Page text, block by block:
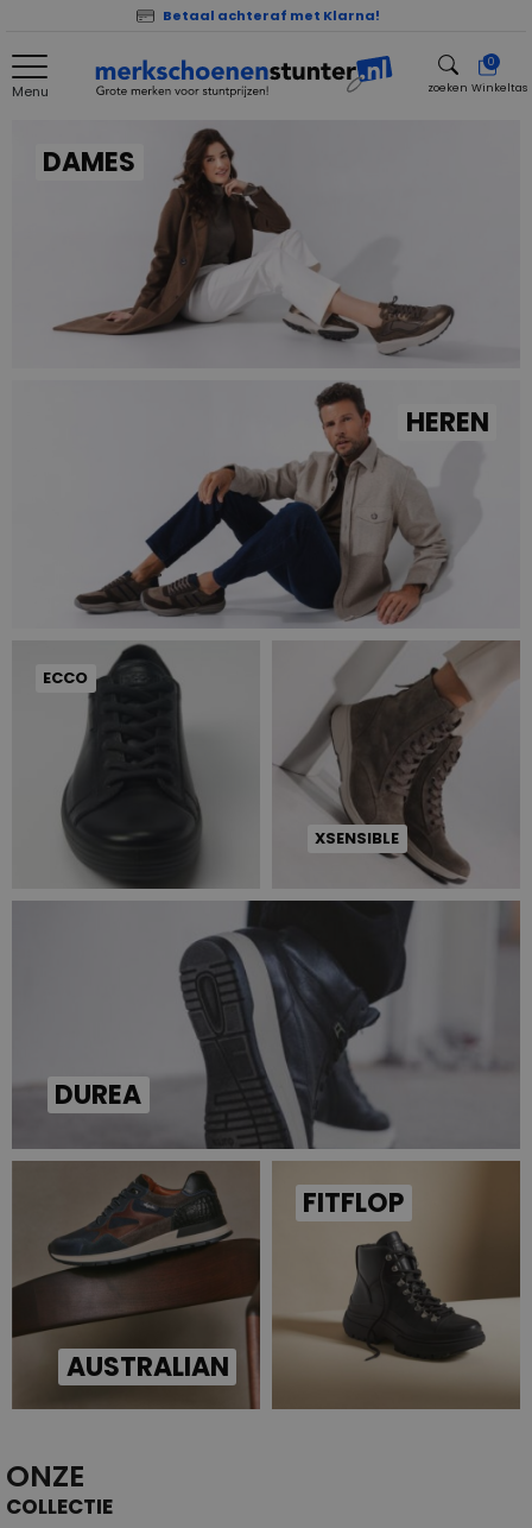
Betaal achteraf met Klarna!
Menu zoeken
0
Winkeltas
DAMES
HEREN
ECCO
XSENSIBLE
DUREA
AUSTRALIAN
FITFLOP
ONZE
COLLECTIE